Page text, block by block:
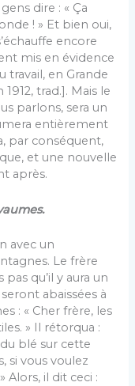
dire : « Ça
! » Et bien oui,
encore
mis en évidence
travail, en Grande
trad.]. Mais le
parlons, sera un
entièrement
par conséquent,
et une nouvelle
après.
avec un
Le frère
qu’il y aura un
abaissées à
: « Cher frère, les
» Il rétorqua :
blé sur cette
si vous voulez
Alors, il dit ceci :